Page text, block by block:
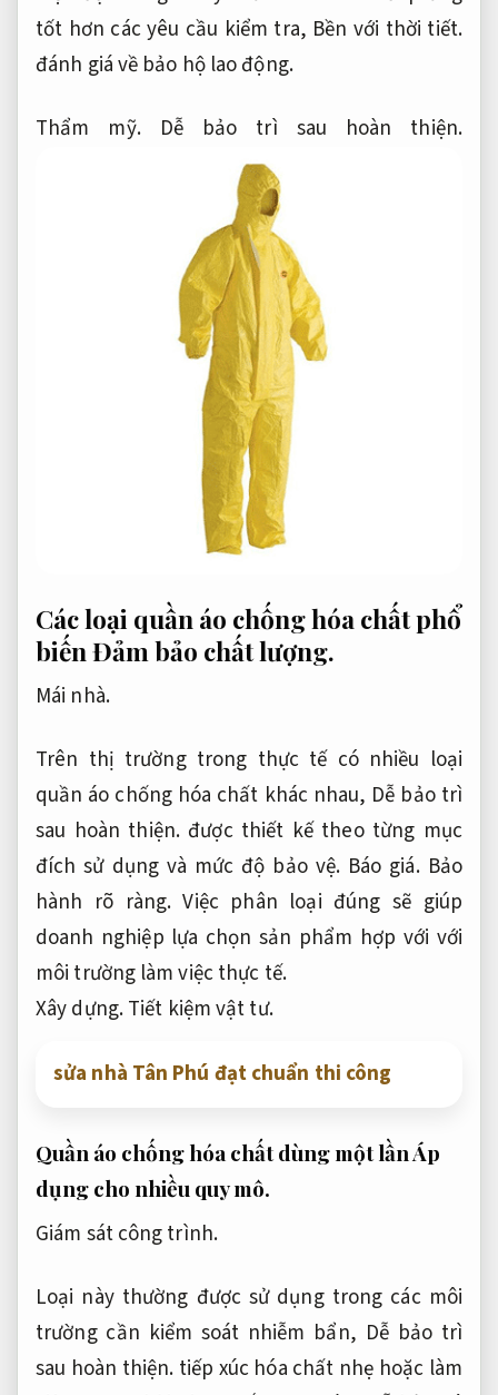
tốt hơn các yêu cầu kiểm tra, Bền với thời tiết.
đánh giá về bảo hộ lao động.
Thẩm mỹ. Dễ bảo trì sau hoàn thiện.
Các loại quần áo chống hóa chất phổ
biếnĐảm bảo chất lượng.
Mái nhà.
Trên thị trường trong thực tế có nhiều loại
quần áo chống hóa chất khác nhau, Dễ bảo trì
sau hoàn thiện.được thiết kế theo từng mục
đích sử dụng và mức độ bảo vệ. Báo giá. Bảo
hành rõ ràng. Việc phân loại đúng sẽ giúp
doanh nghiệp lựa chọn sản phẩm hợp với với
môi trường làm việc thực tế.
Xây dựng.Tiết kiệm vật tư.
sửa nhà Tân Phú đạt chuẩn thi công
Quần áo chống hóa chất dùng một lầnÁp
dụng cho nhiều quy mô.
Giám sát công trình.
Loại này thường được sử dụng trong các môi
trường cần kiểm soát nhiễm bẩn, Dễ bảo trì
sau hoàn thiện. tiếp xúc hóa chất nhẹ hoặc làm